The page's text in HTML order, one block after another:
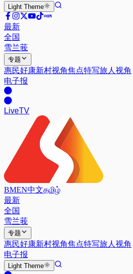
Light Theme
最新
全国
雪兰莪
专题
惠民好康新村视角焦点特写旅人视角
电子报
LiveTV
BMEN中文தமிழ்
最新
全国
雪兰莪
专题
惠民好康新村视角焦点特写旅人视角
电子报
Light Theme